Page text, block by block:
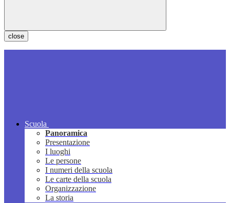
close
Scuola
Panoramica
Presentazione
I luoghi
Le persone
I numeri della scuola
Le carte della scuola
Organizzazione
La storia